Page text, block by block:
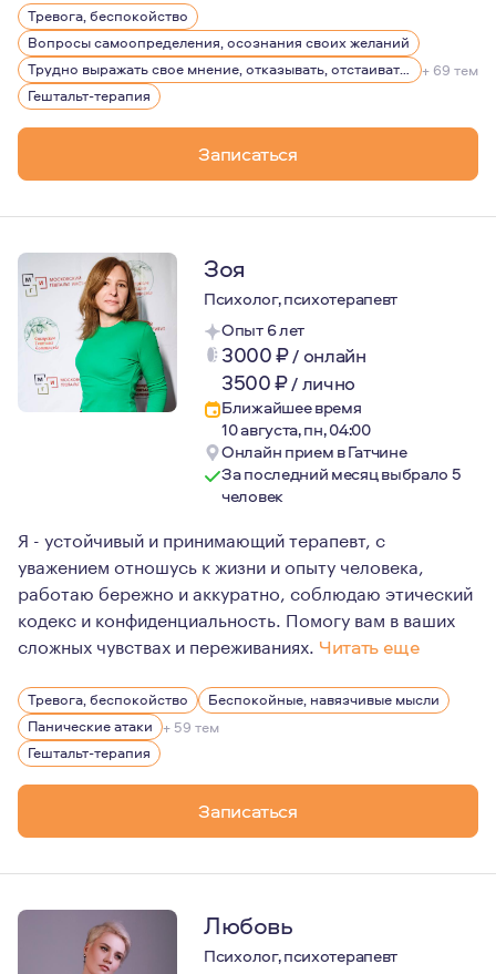
Пишу стихи.
Тревога, беспокойство
Вопросы самоопределения, осознания своих желаний
Трудно выражать свое мнение, отказывать, отстаивать себя
+ 69 тем
Гештальт-терапия
Записаться
Зоя
Психолог, психотерапевт
Опыт 6 лет
3000₽/ онлайн
3500₽/лично
Ближайшее время
10 августа, пн, 04:00
Онлайн прием в Гатчине
За последний месяц выбрало 5
человек
Я - устойчивый и принимающий терапевт, с
уважением отношусь к жизни и опыту человека,
работаю бережно и аккуратно, соблюдаю этический
кодекс и конфиденциальность. Помогу вам в ваших
сложных чувствах и переживаниях. Читать еще
У меня разнообразный опыт личной и
Мне очень близка идея, что человек, если ему не
И в каждый момент времени человек делает лучший
Однако часто человек теряет свою свободу
И появляется такой внутренний хор голосов. И за
Тревога, беспокойство
Беспокойные, навязчивые мысли
Панические атаки + 59 тем
Гештальт-терапия
Записаться
Любовь
Психолог, психотерапевт